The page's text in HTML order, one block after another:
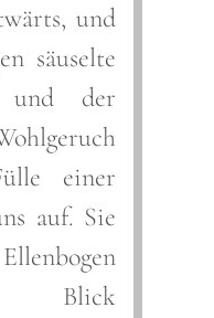
und
säuselte
und der
einer
auf. Sie
Blick